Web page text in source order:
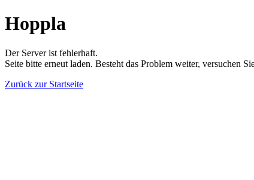
Hoppla
Der Server ist fehlerhaft.
Seite bitte erneut laden. Besteht das Problem weiter, versuchen
Zurück zur Startseite